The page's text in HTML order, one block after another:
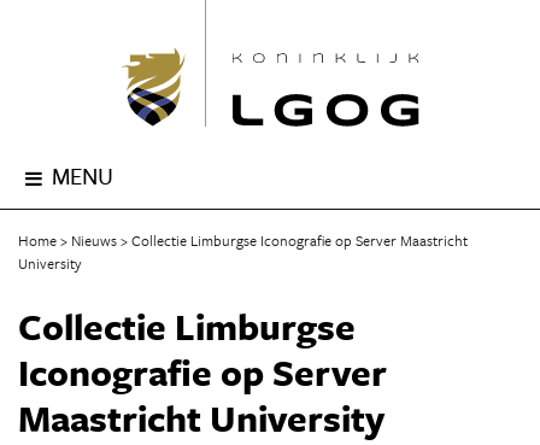
MENU
Home Nieuws
Collectie Limburgse Iconografie op Server Maastricht
University
Collectie Limburgse
Iconografie op Server
Maastricht University